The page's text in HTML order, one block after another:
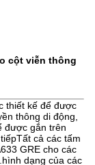
cột viễn thông
thiết kế để được
thông di động,
được gắn trên
cả các tấm
GRE cho các
dạng của các